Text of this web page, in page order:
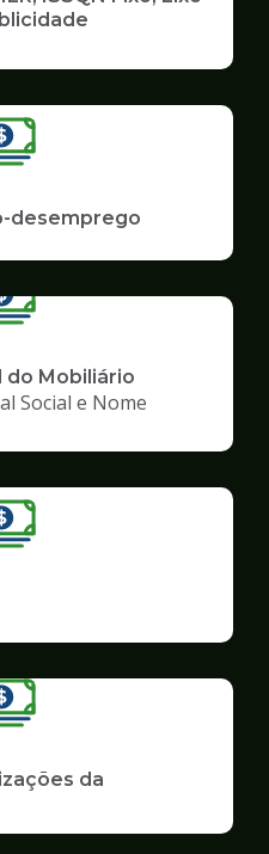
desemprego
do Mobiliário
Social e Nome
da